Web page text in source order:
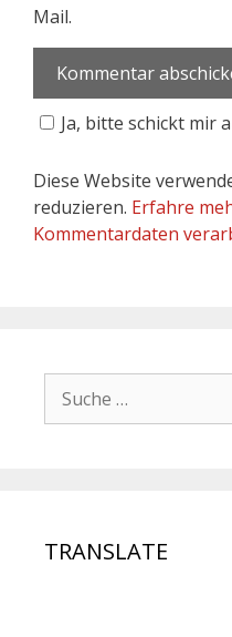
Mail.
Ja, bitte schickt mir
Diese Website
reduzieren. Erfahre
Kommentardaten
TRANSLATE